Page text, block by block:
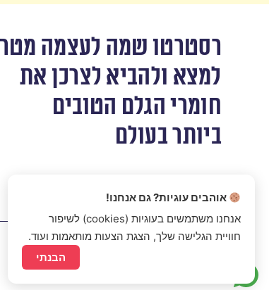
רסטרטו שמה לעצמה
למצא ולהביא לצרכן את
חומרי הגלם הטובים
ביותר בעולם
אוהבים עוגיות? גם אנחנו!
אנחנו משתמשים בעוגיות (cookies) לשיפור
חוויית הגלישה שלך, הצגת הצעות מותאמות ועוד.
הבנתי